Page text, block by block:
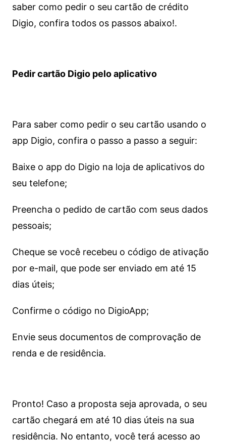
saber como pedir o seu cartão de crédito
Digio, confira todos os passos abaixo!.
Pedir cartão Digio pelo aplicativo
Para saber como pedir o seu cartão usando o
app Digio, confira o passo a passo a seguir:
Baixe o app do Digio na loja de aplicativos do
seu telefone;
Preencha o pedido de cartão com seus dados
pessoais;
Cheque se você recebeu o código de ativação
por e-mail, que pode ser enviado em até 15
dias úteis;
Confirme o código no DigioApp;
Envie seus documentos de comprovação de
renda e de residência.
Pronto! Caso a proposta seja aprovada, o seu
cartão chegará em até 10 dias úteis na sua
residência. No entanto, você terá acesso ao